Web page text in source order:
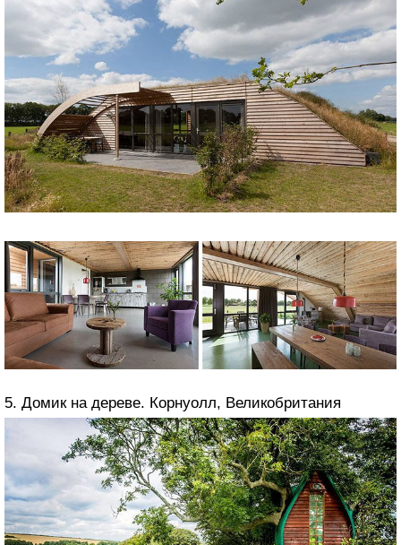
5. Домик на дереве. Корнуолл, Великобритания